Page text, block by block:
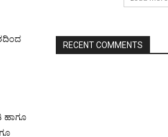
ಹಾಗೂ
RECENT COMMENTS